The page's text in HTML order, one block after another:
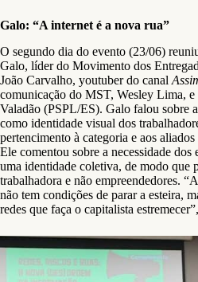
Galo: “A internet é a nova rua”
O segundo dia do evento (23/06)
Galo, líder do Movimento dos
João Carvalho, youtuber do canal
comunicação do MST, Wesley Lima, e
Valadão (PSPL/ES). Galo falou sobre
como identidade visual dos
pertencimento à categoria e aos
Ele comentou sobre a necessidade dos
uma identidade coletiva, de modo que
trabalhadora e não empreendedores.
não tem condições de parar a esteira,
redes que faça o capitalista